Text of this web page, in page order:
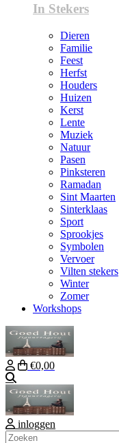
In Stekers
Dieren
Familie
Feest
Herfst
Houders
Huizen
Kerst
Lente
Muziek
Natuur
Pasen
Pinksteren
Ramadan
Sint Maarten
Sinterklaas
Sport
Sprookjes
Symbolen
Vervoer
Vilten stekers
Winter
Zomer
Workshops
€0,00
inloggen